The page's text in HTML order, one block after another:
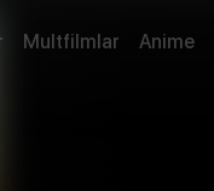
Multfilmlar Anime